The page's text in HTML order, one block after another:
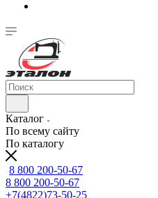
Каталог
По всему сайту
По каталогу
8 800 200-50-67
8 800 200-50-67
+7(4822)73-50-25